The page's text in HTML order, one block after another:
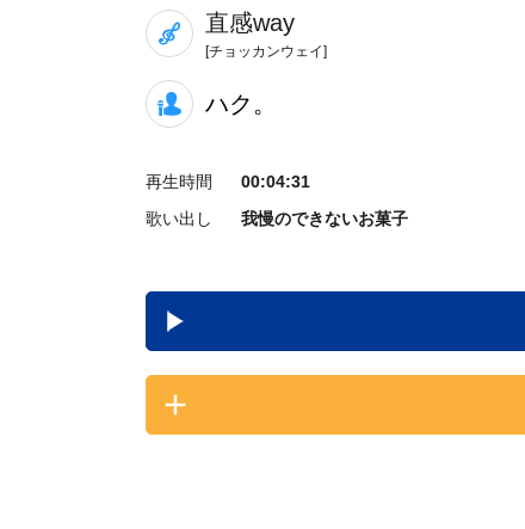
直感way
[チョッカンウェイ]
ハク。
再生時間
00:04:31
歌い出し
我慢のできないお菓子